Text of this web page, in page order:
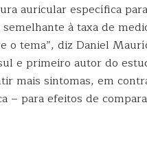
auricular específica
à taxa de
o tema”, diz Daniel
e primeiro autor do
mais sintomas, em
– para efeitos de